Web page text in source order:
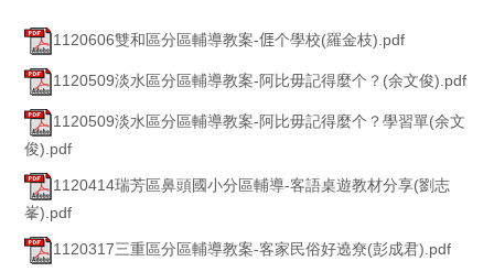
1120606雙和區分區輔導教案-𠊎个學校(羅金枝).pdf
1120509淡水區分區輔導教案-阿比毋記得麼个？(余文俊).pdf
1120509淡水區分區輔導教案-阿比毋記得麼个？學習單(余文
俊).pdf
1120414瑞芳區鼻頭國小分區輔導-客語桌遊教材分享(劉志
峯).pdf
1120317三重區分區輔導教案-客家民俗好遶尞(彭成君).pdf